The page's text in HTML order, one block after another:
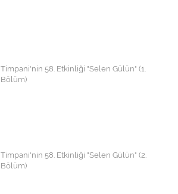
Timpani'nin 58. Etkinliği "Selen Gülün" (1.
Bölüm)
Timpani'nin 58. Etkinliği "Selen Gülün" (2.
Bölüm)